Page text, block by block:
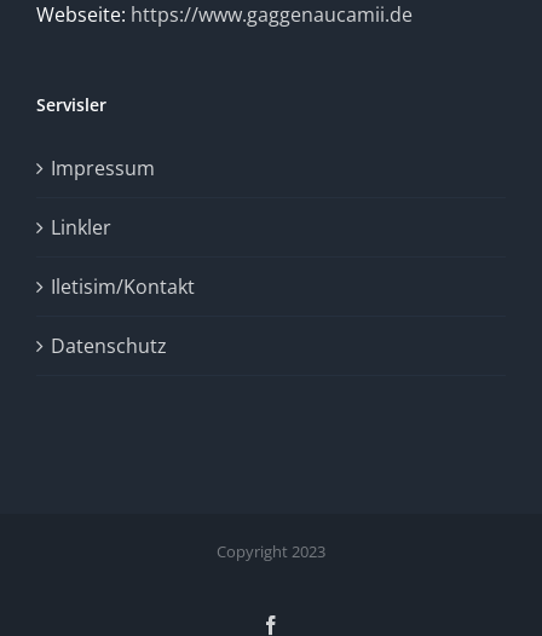
Webseite: https://www.gaggenaucamii.de
Servisler
Impressum
Linkler
Iletisim/Kontakt
Datenschutz
Copyright 2023